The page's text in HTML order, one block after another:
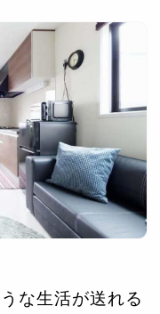
な生活が送れる